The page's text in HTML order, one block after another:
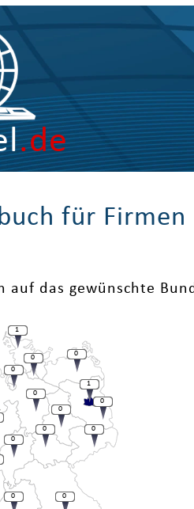
.de
für Firmen
auf das gewünschte
0
0
1
0
0
0
1
0
0
0
0
0
0